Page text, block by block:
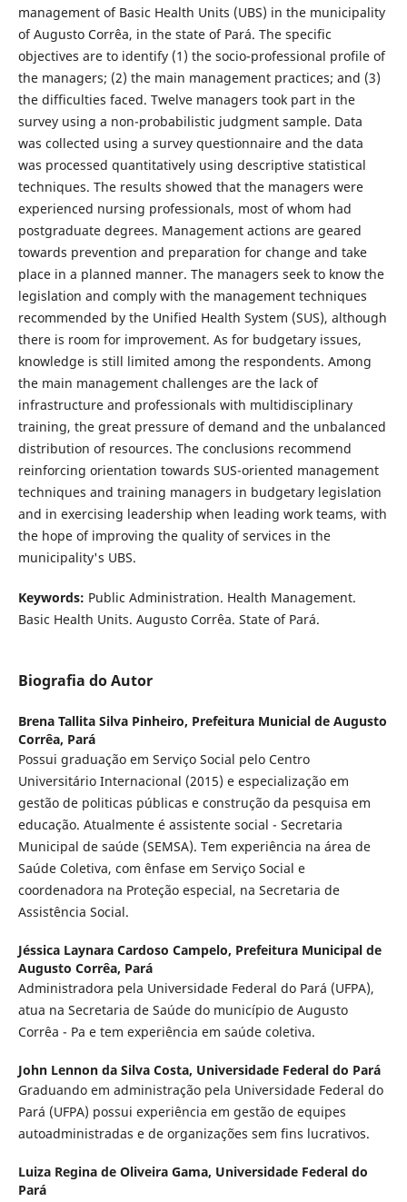
management of Basic Health Units (UBS) in the municipality
of Augusto Corrêa, in the state of Pará. The specific
objectives are to identify (1) the socio-professional profile of
the managers; (2) the main management practices; and (3)
the difficulties faced. Twelve managers took part in the
survey using a non-probabilistic judgment sample. Data
was collected using a survey questionnaire and the data
was processed quantitatively using descriptive statistical
techniques. The results showed that the managers were
experienced nursing professionals, most of whom had
postgraduate degrees. Management actions are geared
towards prevention and preparation for change and take
place in a planned manner. The managers seek to know the
legislation and comply with the management techniques
recommended by the Unified Health System (SUS), although
there is room for improvement. As for budgetary issues,
knowledge is still limited among the respondents. Among
the main management challenges are the lack of
infrastructure and professionals with multidisciplinary
training, the great pressure of demand and the unbalanced
distribution of resources. The conclusions recommend
reinforcing orientation towards SUS-oriented management
techniques and training managers in budgetary legislation
and in exercising leadership when leading work teams, with
the hope of improving the quality of services in the
municipality's UBS.
Keywords: Public Administration. Health Management.
Basic Health Units. Augusto Corrêa. State of Pará.
Biografia do Autor
Brena Tallita Silva Pinheiro, Prefeitura Municial de Augusto
Corrêa, Pará
Possui graduação em Serviço Social pelo Centro
Universitário Internacional (2015) e especialização em
gestão de politicas públicas e construção da pesquisa em
educação. Atualmente é assistente social - Secretaria
Municipal de saúde (SEMSA). Tem experiência na área de
Saúde Coletiva, com ênfase em Serviço Social e
coordenadora na Proteção especial, na Secretaria de
Assistência Social.
Jéssica Laynara Cardoso Campelo, Prefeitura Municipal de
Augusto Corrêa, Pará
Administradora pela Universidade Federal do Pará (UFPA),
atua na Secretaria de Saúde do município de Augusto
Corrêa - Pa e tem experiência em saúde coletiva.
John Lennon da Silva Costa, Universidade Federal do Pará
Graduando em administração pela Universidade Federal do
Pará (UFPA) possui experiência em gestão de equipes
autoadministradas e de organizações sem fins lucrativos.
Luiza Regina de Oliveira Gama, Universidade Federal do
Pará